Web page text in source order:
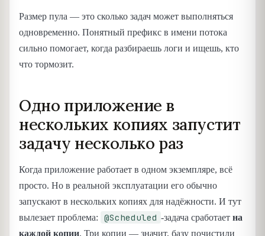
Размер пула — это сколько задач может выполняться
одновременно. Понятный префикс в имени потока
сильно помогает, когда разбираешь логи и ищешь, кто
что тормозит.
Одно приложение в
нескольких копиях запустит
задачу несколько раз
Когда приложение работает в одном экземпляре, всё
просто. Но в реальной эксплуатации его обычно
запускают в нескольких копиях для надёжности. И тут
вылезает проблема:
@Scheduled -задача сработает на
каждой копии. Три копии — значит, базу почистили